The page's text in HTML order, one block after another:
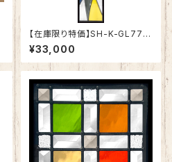
【在庫限り特価】SH-K-GL77B
K
¥33,000